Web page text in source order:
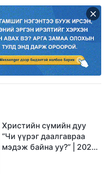
Христийн сүмийн дуу
“Чи үүрэг даалгавраа
мэдэж байна уу?” | 2026